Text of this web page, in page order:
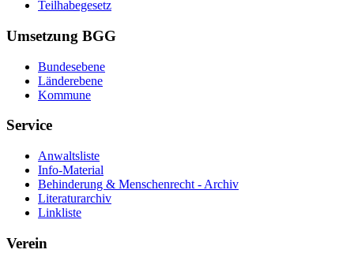
Teilhabegesetz
Umsetzung BGG
Bundesebene
Länderebene
Kommune
Service
Anwaltsliste
Info-Material
Behinderung & Menschenrecht - Archiv
Literaturarchiv
Linkliste
Verein